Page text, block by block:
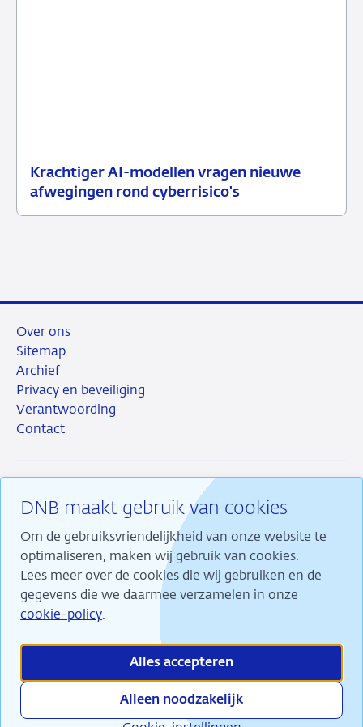
Krachtiger AI-modellen vragen nieuwe
afwegingen rond cyberrisico's
10
Nieuwsbericht
DNB maakt gebruik van cookies
Om de gebruiksvriendelijkheid van onze website te
optimaliseren, maken wij gebruik van cookies.
Lees meer over de cookies die wij gebruiken en de
gegevens die we daarmee verzamelen in onze
cookie-policy.
Alles accepteren
Alleen noodzakelijk
Over ons
Sitemap
Archief
Privacy en beveiliging
Verantwoording
Contact
RSS InstagramLinkedin
X
Wij maken ons sterk voor financiële stabiliteit en
dragen daarmee bij aan duurzame welvaart in